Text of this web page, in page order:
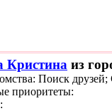
Кристина из
Поиск друзей;
приоритеты: